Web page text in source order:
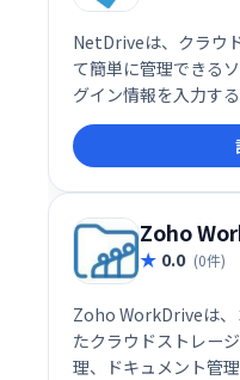
NetDriveは、クラウ
て簡単に管理できる
グイン情報を入力す
べてのストレージが
ブのように利用でき
解放され、クラウド
きます。
Zoho
0.0 (0件)
Zoho WorkDriveは、
たクラウドストレー
理、ドキュメント管